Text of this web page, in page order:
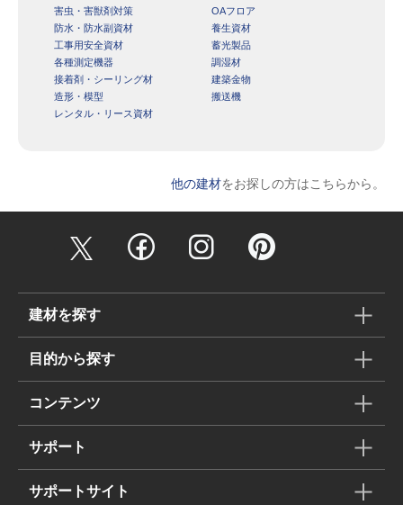
害虫・害獣剤対策
OAフロア
防水・防水副資材
養生資材
工事用安全資材
蓄光製品
各種測定機器
調湿材
接着剤・シーリング材
建築金物
造形・模型
搬送機
レンタル・リース資材
他の建材をお探しの方はこちらから。
建材を探す
目的から探す
コンテンツ
サポート
サポートサイト